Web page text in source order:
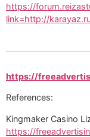
https://
link=http://
https://
References:
Kingmaker Casino
https://